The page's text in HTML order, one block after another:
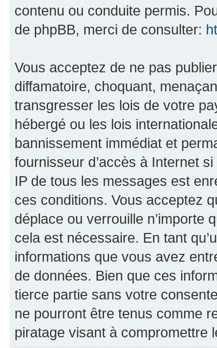
contenu ou conduite permis.
de phpBB, merci de consulter:
Vous acceptez de ne pas
diffamatoire, choquant,
transgresser les lois de votre
hébergé ou les lois
bannissement immédiat et
fournisseur d’accès à Internet
IP de tous les messages est
ces conditions. Vous acceptez
déplace ou verrouille n’importe
cela est nécessaire. En tant
informations que vous avez
de données. Bien que ces
tierce partie sans votre
ne pourront être tenus comme
piratage visant à compromettre